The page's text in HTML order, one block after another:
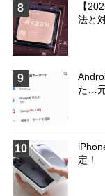
8
【
法と
9
た…
10
定！